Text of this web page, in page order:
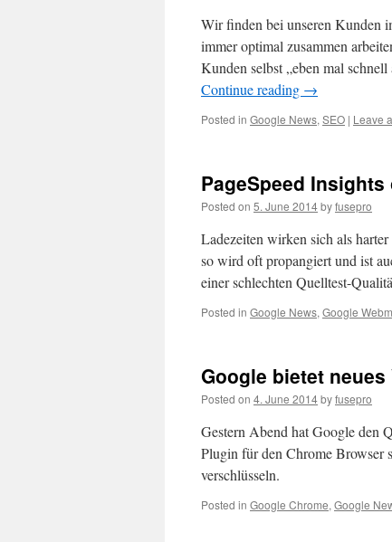
Wir finden bei unseren Kunden
immer optimal zusammen
Kunden selbst „eben mal
Continue reading →
Posted in Google News, SEO | Leave
PageSpeed
Posted on 5. June 2014byfusepro
Ladezeiten wirken sich als
so wird oft propangiert und ist
einer schlechten Quelltest-
Posted in Google News, Google
Google bietet
Posted on 4. June 2014byfusepro
Gestern Abend hat Google den
Plugin für den Chrome Browser
verschlüsseln.
Posted in Google Chrome, Google